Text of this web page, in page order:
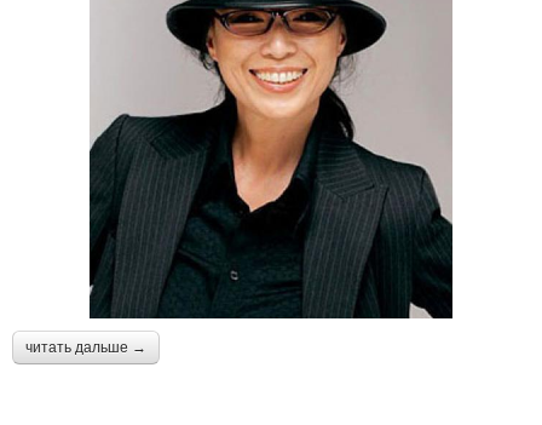
читать дальше →